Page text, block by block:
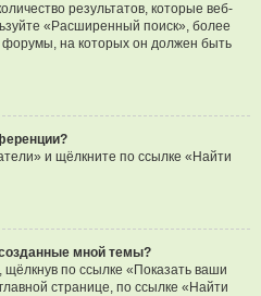
результатов, которые веб-
«Расширенный поиск», более
форумы, на которых он должен быть
и щёлкните по ссылке «Найти
мной темы?
по ссылке «Показать ваши
странице, по ссылке «Найти